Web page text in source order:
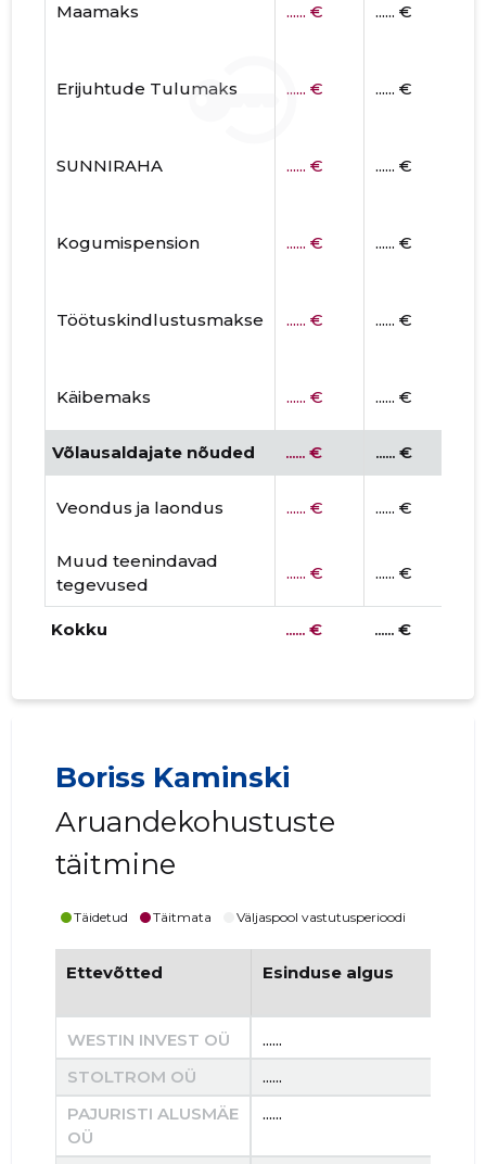
Maamaks ...... € ...... €
Erijuhtude Tulumaks ...... € ...... €
SUNNIRAHA ...... € ...... €
Kogumispension ...... € ...... €
Töötuskindlustusmakse ...... € ...... €
Käibemaks ...... € ...... €
Võlausaldajate nõuded ...... € ...... €
Veondus ja laondus ...... € ...... €
Muud teenindavad
tegevused
...... € ...... €
Kokku ...... € ...... €
Boriss Kaminski
Aruandekohustuste
täitmine
Täidetud Täitmata Väljaspool vastutusperioodi
Ettevõtted Esinduse algus
WESTIN INVEST OÜ ......
STOLTROM OÜ
......
PAJURISTI ALUSMÄE
OÜ
......